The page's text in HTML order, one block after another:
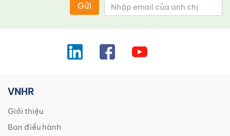
Gửi
VNHR
Giới thiệu
Ban điều hành